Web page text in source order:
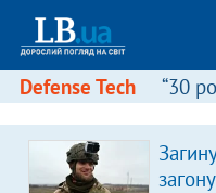
Defense Tech “30